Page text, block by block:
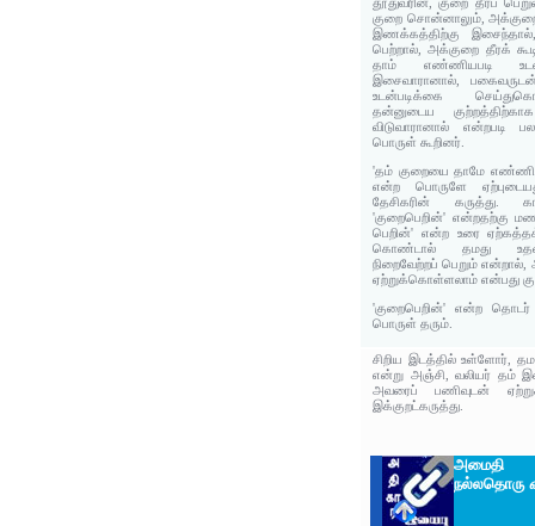
குறை சொன்னாலும்,
இணக்கத்திற்கு
பெற்றால், அக்குறை தீரக்
தாம் எண்ணியபடி
இசைவாரானால்,
உடன்படிக்கை
தன்னுடைய
விடுவாரானால் என்றபடி
பொருள் கூறினர்.
'தம் குறையை தாமே
என்ற பொருளே
தேசிகரின் கருத்து.
'குறைபெறின்' என்றதற்கு
பெறின்' என்ற உரை
கொண்டால் தமது
நிறைவேற்றப் பெறும்
ஏற்றுக்கொள்ளலாம் என்பது
'குறைபெறின்' என்ற தொடர்
பொருள் தரும்.
சிறிய இடத்தில் உள்ளோர்,
என்று அஞ்சி, வலியர் தம்
அவரைப் பணிவுடன்
இக்குறட்கருத்து.
அமைதி
நல்லதொரு